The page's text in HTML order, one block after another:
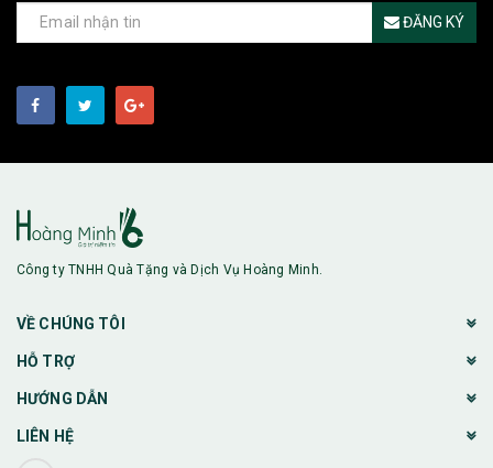
ĐĂNG KÝ
Công ty TNHH Quà Tặng và Dịch Vụ Hoàng Minh.
VỀ CHÚNG TÔI
HỖ TRỢ
HƯỚNG DẪN
LIÊN HỆ